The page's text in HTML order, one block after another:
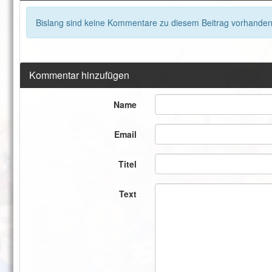
Bislang sind keine Kommentare zu diesem Beitrag
Kommentar hinzufügen
Name
Email
Titel
Text